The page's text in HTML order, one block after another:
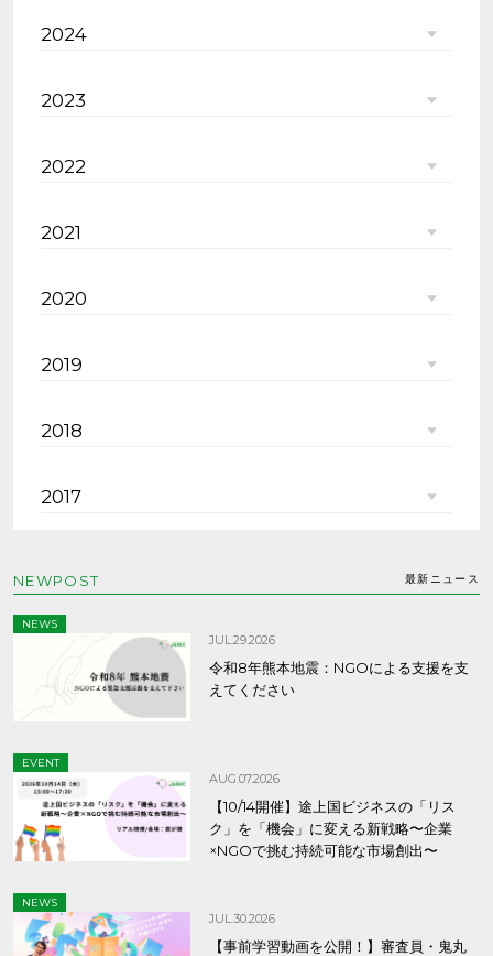
2024
2023
2022
2021
2020
2019
2018
2017
NEWPOST 最新ニュース
NEWS
JUL.29.2026
令和8年熊本地震：NGOによる支援を支
えてください
EVENT
AUG.07.2026
【10/14開催】途上国ビジネスの「リス
ク」を「機会」に変える新戦略〜企業
×NGOで挑む持続可能な市場創出〜
NEWS
JUL.30.2026
【事前学習動画を公開！】審査員・鬼丸